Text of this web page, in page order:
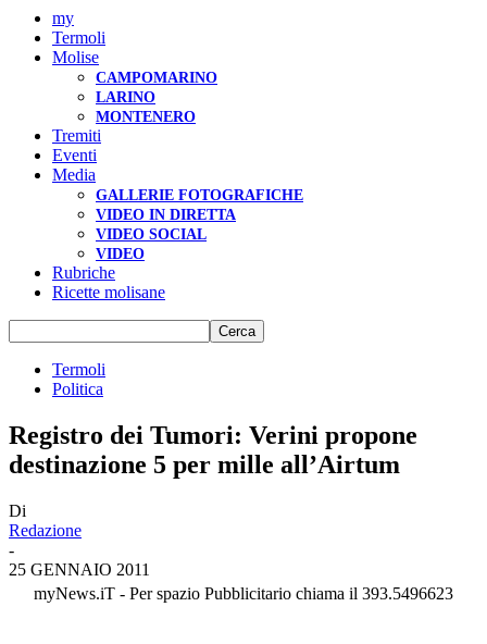
my
Termoli
Molise
CAMPOMARINO
LARINO
MONTENERO
Tremiti
Eventi
Media
GALLERIE FOTOGRAFICHE
VIDEO IN DIRETTA
VIDEO SOCIAL
VIDEO
Rubriche
Ricette molisane
Termoli
Politica
Registro dei Tumori: Verini propone
destinazione 5 per mille all’Airtum
Di
Redazione
-
25 GENNAIO 2011
myNews.iT - Per spazio Pubblicitario chiama il 393.5496623